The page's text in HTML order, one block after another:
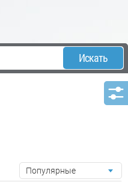
Искать
Популярные